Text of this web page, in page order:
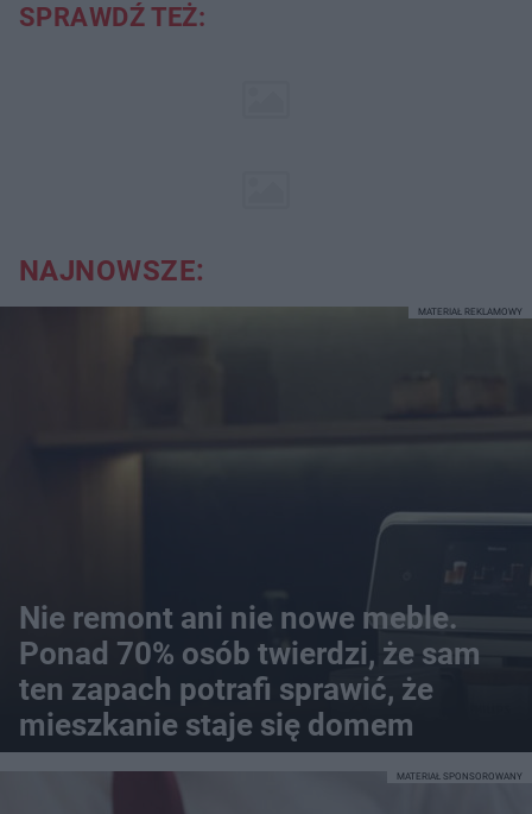
SPRAWDŹ TEŻ:
NAJNOWSZE:
Nie remont ani nie nowe meble.
Ponad 70% osób twierdzi, że sam
ten zapach potrafi sprawić, że
mieszkanie staje się domem
MATERIAŁ REKLAMOWY
MATERIAŁ SPONSOROWANY